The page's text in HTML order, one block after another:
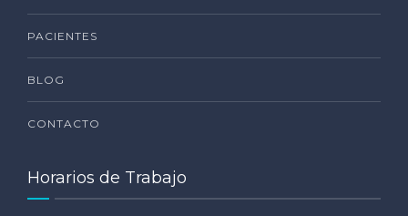
PACIENTES
BLOG
CONTACTO
Horarios de Trabajo